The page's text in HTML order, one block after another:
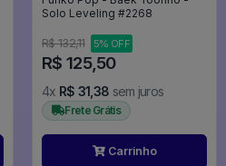
Solo Leveling #2268
R$ 132,11 5% OFF
R$ 125,50
4x R$ 31,38 sem juros
Frete Grátis
Carrinho